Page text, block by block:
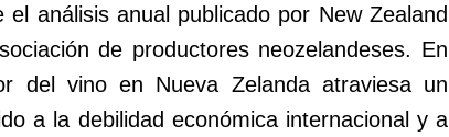
análisis anual publicado por New Zealand
de productores neozelandeses. En
del vino en Nueva Zelanda atraviesa un
a la debilidad económica internacional y a